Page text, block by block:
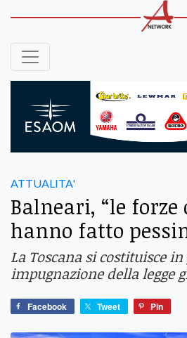
ATTUALITA'
Balneari, “le forze
hanno fatto
La Toscana si costituisce
impugnazione della legge
Facebook Tweet Pin